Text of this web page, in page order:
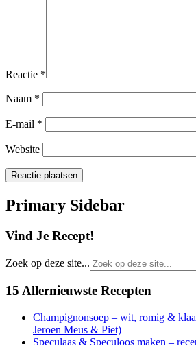
Reactie *
Naam *
E-mail *
Website
Primary Sidebar
Vind Je Recept!
Zoek op deze site...
15 Allernieuwste Recepten
Champignonsoep – wit, romig &
Jeroen Meus & Piet)
Speculaas & Speculoos maken –